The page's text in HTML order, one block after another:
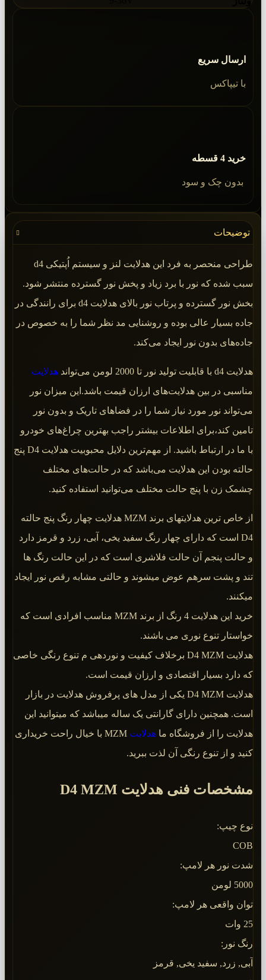
ارسال سریع
با تیپاکس
خرید 4 قسطه
بدون چک و سود
توضیحات
طراحی منحصر به فرد این هدلایت لنز و سیستم اُپتیکی d4
سبب شده که نور با برد زیاد و پخش نور گسترده منتشر شود.
بخش نور گسترده و پرتاب نور بالای هدلایت d4 برای رانندگی در
جاده بسیار عالی بوده و روشنایی مد نظر شما را به خصوص در
جاده‌های بدون نور ایجاد می‌کند.
هدلایت d4 با قابلیت تولید نور تا 2000 لومن می‌تواند
هدلایت
مناسبی در بین هدلایت‌های ارزان قیمت باشد.این میزان نور
می‌تواند نور مورد نیاز شما را در فضاهای تاریک و بدون نور
تامین کند،برای اطلاعات بیشتر راجب بهترین چراغ‌های خودرو
با ما در ارتباط باشید. از مهم‌ترین دلایل محبوبیت هدلایت D4 پنج
حالته بودن این هدلایت می‌باشد که در حالت‌های مختلف
چشمک زن با پنچ حالت مختلف می‌توانید استفاده کنید.
از خاص ترین هدلایتهای برند MZM هدلایت چهار رنگ پنج حالته
D4 است که دارای چهار رنگ سفید یخی، آبی، زرد و قرمز دارد
و حالت پنجم آن حالت فلاشری است که در این حالت رنگ ها
تند و پشت سرهم عوض میشوند و حالتی مشابه رقص نور ایجاد
میکنند.
خرید این هدلایت 4 رنگ از برند MZM مناسب افرادی است که
خواستار تنوع نوری می باشند.
هدلایت D4 MZM برخلاف کیفیت و نوردهی م تنوع رنگی خاصی
که دارد بسیار اقتصادی و ارزان قیمت است.
هدلایت D4 MZM یکی از مدل های پرفروش هدلایت در بازار
است. همچنین دارای گارانتی یک ساله میباشد که میتوانید این
هدلایت را از فروشگاه ما هدلایت
MZM با خیال راحت خریداری
کنید و از تنوع رنگی آن لذت ببرید.
مشخصات فنی هدلایت D4 MZM
نوع چیپ:
COB
شدت نور هر لامپ:
5000 لومن
توان واقعی هر لامپ:
25 وات
رنگ نور:
آبی, زرد, سفید یخی, قرمز